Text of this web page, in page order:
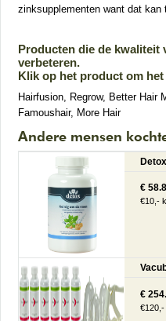
zinksupplementen want dat kan
Producten die de kwaliteit
verbeteren.
Klik op het product om het
Hairfusion, Regrow, Better Hair
Famoushair, More Hair
Andere mensen
€
€10,-
€
€120,-